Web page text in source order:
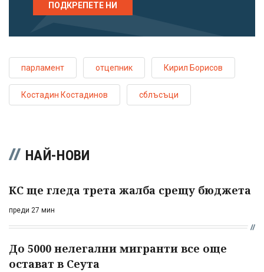
ПОДКРЕПЕТЕ НИ
парламент отцепник Кирил Борисов
Костадин Костадинов сблъсъци
НАЙ-НОВИ
КС ще гледа трета жалба срещу бюджета
преди 27 мин
До 5000 нелегални мигранти все още
остават в Сеута